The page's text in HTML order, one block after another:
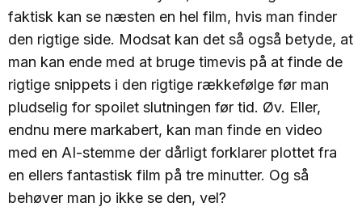
faktisk kan se næsten en hel film, hvis man finder
den rigtige side. Modsat kan det så også betyde, at
man kan ende med at bruge timevis på at finde de
rigtige snippets i den rigtige rækkefølge før man
pludselig for spoilet slutningen før tid. Øv. Eller,
endnu mere markabert, kan man finde en video
med en AI-stemme der dårligt forklarer plottet fra
en ellers fantastisk film på tre minutter. Og så
behøver man jo ikke se den, vel?